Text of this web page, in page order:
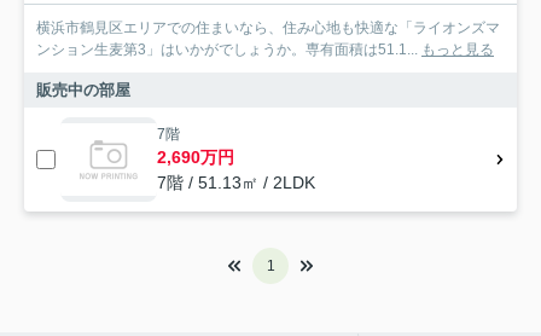
横浜市鶴見区エリアでの住まいなら、住み心地も快適な「ライオンズマ
ンション生麦第3」はいかがでしょうか。専有面積は51.1... もっと見る
販売中の部屋
7階
2,690万円
7階 / 51.13㎡ / 2LDK
1